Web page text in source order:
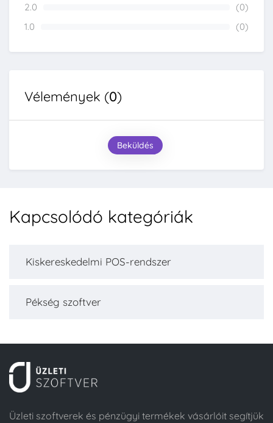
2.0
(0)
1.0
(0)
Vélemények (0)
Beküldés
Kapcsolódó kategóriák
Kiskereskedelmi POS-rendszer
Pékség szoftver
Üzleti szoftverek és pénzügyi termékek vásárlóit segítjük